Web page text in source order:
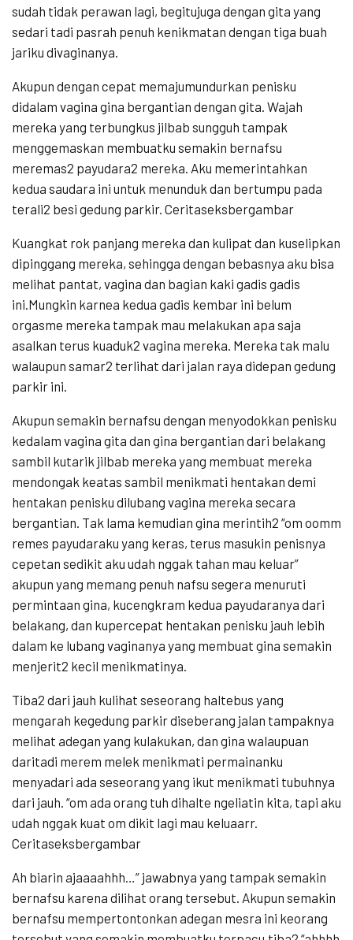
sudah tidak perawan lagi, begitujuga dengan gita yang
sedari tadi pasrah penuh kenikmatan dengan tiga buah
jariku divaginanya.
Akupun dengan cepat memajumundurkan penisku
didalam vagina gina bergantian dengan gita. Wajah
mereka yang terbungkus jilbab sungguh tampak
menggemaskan membuatku semakin bernafsu
meremas2 payudara2 mereka. Aku memerintahkan
kedua saudara ini untuk menunduk dan bertumpu pada
terali2 besi gedung parkir. Ceritaseksbergambar
Kuangkat rok panjang mereka dan kulipat dan kuselipkan
dipinggang mereka, sehingga dengan bebasnya aku bisa
melihat pantat, vagina dan bagian kaki gadis gadis
ini.Mungkin karnea kedua gadis kembar ini belum
orgasme mereka tampak mau melakukan apa saja
asalkan terus kuaduk2 vagina mereka. Mereka tak malu
walaupun samar2 terlihat dari jalan raya didepan gedung
parkir ini.
Akupun semakin bernafsu dengan menyodokkan penisku
kedalam vagina gita dan gina bergantian dari belakang
sambil kutarik jilbab mereka yang membuat mereka
mendongak keatas sambil menikmati hentakan demi
hentakan penisku dilubang vagina mereka secara
bergantian. Tak lama kemudian gina merintih2 “om oomm
remes payudaraku yang keras, terus masukin penisnya
cepetan sedikit aku udah nggak tahan mau keluar”
akupun yang memang penuh nafsu segera menuruti
permintaan gina, kucengkram kedua payudaranya dari
belakang, dan kupercepat hentakan penisku jauh lebih
dalam ke lubang vaginanya yang membuat gina semakin
menjerit2 kecil menikmatinya.
Tiba2 dari jauh kulihat seseorang haltebus yang
mengarah kegedung parkir diseberang jalan tampaknya
melihat adegan yang kulakukan, dan gina walaupuan
daritadi merem melek menikmati permainanku
menyadari ada seseorang yang ikut menikmati tubuhnya
dari jauh. “om ada orang tuh dihalte ngeliatin kita, tapi aku
udah nggak kuat om dikit lagi mau keluaarr.
Ceritaseksbergambar
Ah biarin ajaaaahhh…” jawabnya yang tampak semakin
bernafsu karena dilihat orang tersebut. Akupun semakin
bernafsu mempertontonkan adegan mesra ini keorang